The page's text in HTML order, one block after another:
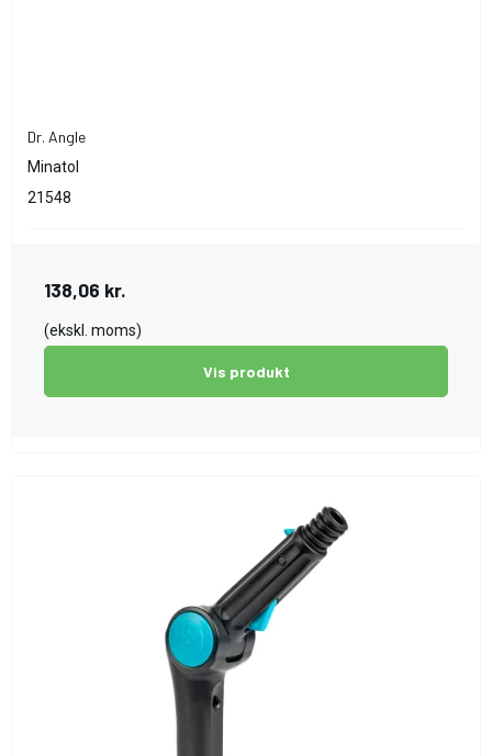
Dr. Angle
Minatol
21548
138,06 kr.
(ekskl. moms)
Vis produkt